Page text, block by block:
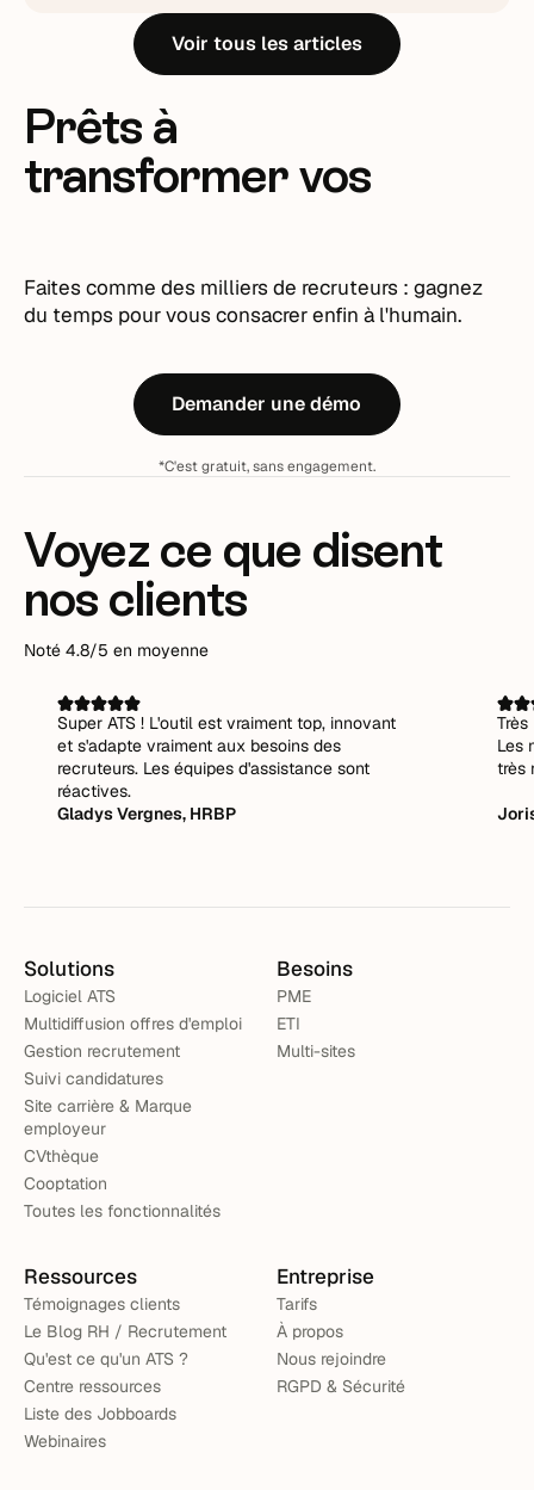
Voir tous les articles
Prêts à
transformer vos
Faites comme des milliers de recruteurs : gagnez
du temps pour vous consacrer enfin à l'humain.
Demander une démo
*C'est gratuit, sans engagement.
Voyez ce que disent
nos clients
Noté 4.8/5 en moyenne
Super ATS ! L'outil est vraiment top, innovant
et s'adapte vraiment aux besoins des
recruteurs. Les équipes d'assistance sont
réactives.
Gladys Vergnes, HRBP
Les
très
Solutions
Logiciel ATS
Multidiffusion offres d'emploi
Gestion recrutement
Suivi candidatures
Site carrière & Marque
employeur
CVthèque
Cooptation
Toutes les fonctionnalités
Besoins
PME
ETI
Multi-sites
Ressources
Témoignages clients
Le Blog RH / Recrutement
Qu'est ce qu'un ATS ?
Centre ressources
Liste des Jobboards
Webinaires
Entreprise
Tarifs
À propos
Nous rejoindre
RGPD & Sécurité